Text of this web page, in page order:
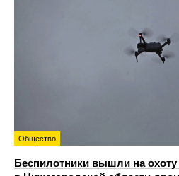
Общество
Беспилотники вышли на